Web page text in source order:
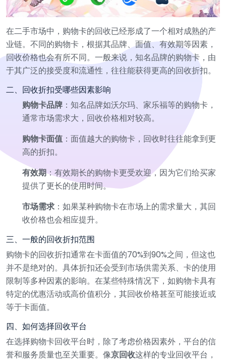
在二手市场中，购物卡的回收已经形成了一个相对成熟的产
业链。不同的购物卡，根据其品牌、面值、有效期等因素，
回收价格也会有所不同。一般来说，知名品牌的购物卡，由
于其广泛的接受度和流通性，往往能获得更高的回收折扣。
二、回收折扣受哪些因素影响
购物卡品牌 ：知名品牌如沃尔玛、家乐福等的购物卡，
通常市场需求大，回收价格相对较高。
购物卡面值 ：面值越大的购物卡，回收时往往能拿到更
高的折扣。
有效期：有效期长的购物卡更受欢迎，因为它们给买家
提供了更长的使用时间。
市场需求 ：如果某种购物卡在市场上的需求量大，其回
收价格也会相应提升。
三、一般的回收折扣范围
购物卡的回收折扣通常在卡面值的70%到90%之间，但这也
并不是绝对的。具体折扣还会受到市场供需关系、卡的使用
限制等多种因素的影响。在某些特殊情况下，如购物卡具有
特定的优惠活动或高价值积分，其回收价格甚至可能接近或
等于卡面值。
四、如何选择回收平台
在选择购物卡回收平台时，除了考虑价格因素外，平台的信
誉和服务质量也至关重要。像京回收这样的专业回收平台，